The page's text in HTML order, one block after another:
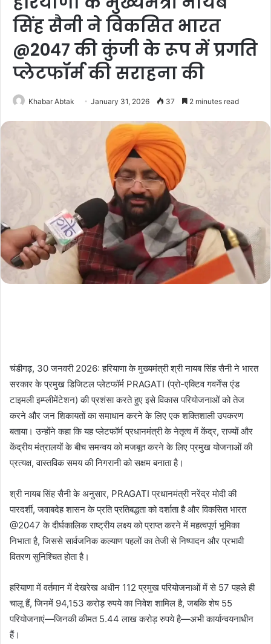
सिंह सैनी ने विकसित भारत
@2047 की कुंजी के रूप में प्रगति
प्लेटफॉर्म की सराहना की
Khabar Abtak January 31, 2026 37 2 minutes read
चंडीगढ़, 30 जनवरी 2026: हरियाणा के मुख्यमंत्री श्री नायब सिंह सैनी ने भारत
सरकार के प्रमुख डिजिटल प्लेटफॉर्म PRAGATI (प्रो-एक्टिव गवर्नेंस एंड
टाइमली इम्प्लीमेंटेशन) की प्रशंसा करते हुए इसे विकास परियोजनाओं को तेज
करने और जन शिकायतों का समाधान करने के लिए एक शक्तिशाली उपकरण
बताया। उन्होंने कहा कि यह प्लेटफॉर्म प्रधानमंत्री के नेतृत्व में केंद्र, राज्यों और
केंद्रीय मंत्रालयों के बीच समन्वय को मजबूत करने के लिए प्रमुख योजनाओं की
प्रत्यक्ष, वास्तविक समय की निगरानी को सक्षम बनाता है।
श्री नायब सिंह सैनी के अनुसार, PRAGATI प्रधानमंत्री नरेंद्र मोदी की
पारदर्शी, जवाबदेह शासन के प्रति प्रतिबद्धता को दर्शाता है और विकसित भारत
@2047 के दीर्घकालिक राष्ट्रीय लक्ष्य को प्राप्त करने में महत्वपूर्ण भूमिका
निभाता है, जिससे सार्वजनिक कल्याण पहलों का तेजी से निष्पादन और प्रभावी
वितरण सुनिश्चित होता है।
हरियाणा में वर्तमान में देखरेख अधीन 112 प्रमुख परियोजनाओं में से 57 पहले ही
चालू हैं, जिनमें 94,153 करोड़ रुपये का निवेश शामिल है, जबकि शेष 55
परियोजनाएं—जिनकी कीमत 5.44 लाख करोड़ रुपये है—अभी कार्यान्वयनाधीन
हैं।